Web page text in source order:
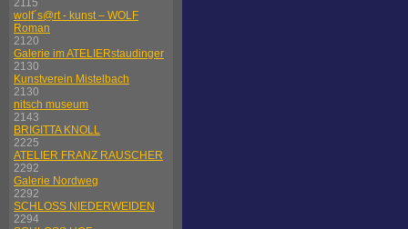
2115
wolf´s@rt - kunst – WOLF
Roman
2120
Galerie im ATELIERstaudinger
2130
Kunstverein Mistelbach
2130
nitsch museum
2143
BRIGITTA KNOLL
2225
ATELIER FRANZ RAUSCHER
2292
Galerie Nordweg
2292
SCHLOSS NIEDERWEIDEN
2294